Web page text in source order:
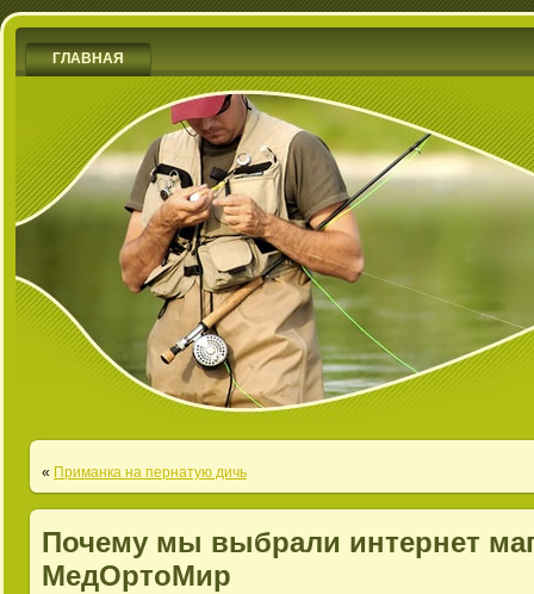
ГЛАВНАЯ
« Приманка на пернатую дичь
Почему мы выбрали интернет
МедОртоМир